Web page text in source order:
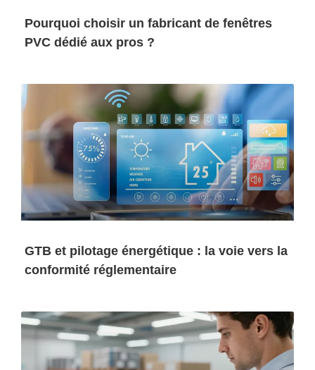
Pourquoi choisir un fabricant de fenêtres
PVC dédié aux pros ?
GTB et pilotage énergétique : la voie vers la
conformité réglementaire